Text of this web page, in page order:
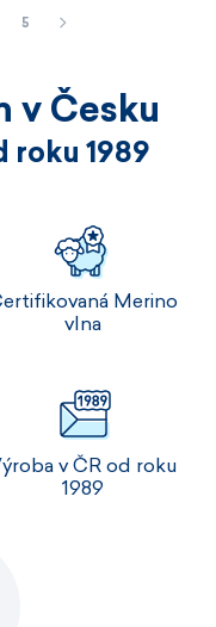
5
v Česku
roku 1989
Merino
vlna
v ČR od roku
1989